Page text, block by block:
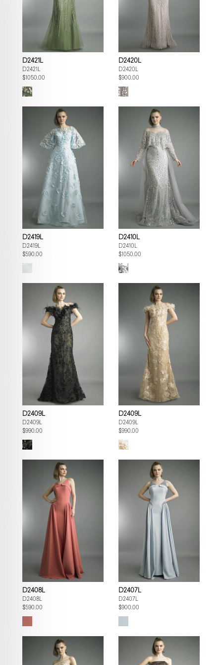
D2421L
D2421L
$1050.00
D2420L
D2420L
$900.00
D2419L
D2419L
$590.00
D2410L
D2410L
$1050.00
D2409L
D2409L
$990.00
D2409L
D2409L
$990.00
D2408L
D2408L
$590.00
D2407L
D2407L
$900.00